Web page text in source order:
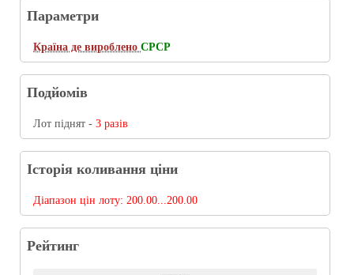
Параметри
Країна де вироблено СРСР
Подйомів
Лот піднят - 3 разів
Історія коливання ціни
Діапазон цін лоту: 200.00...200.00
Рейтинг